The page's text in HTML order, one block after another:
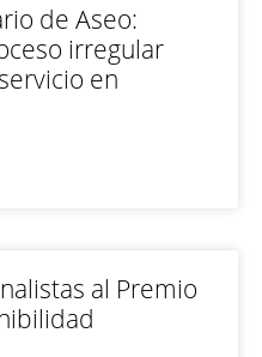
de Aseo:
irregular
en
al Premio